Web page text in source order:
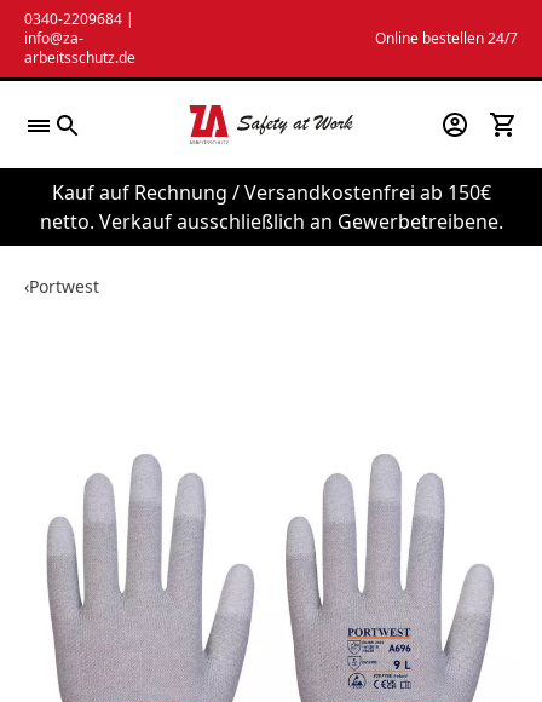
Zum
Inhalt
springen
0340-2209684 |
info@za-
arbeitsschutz.de
Online bestellen 24/7
Kauf auf Rechnung / Versandkostenfrei ab 150€
netto. Verkauf ausschließlich an Gewerbetreibene.
‹Portwest